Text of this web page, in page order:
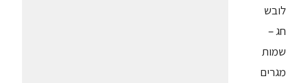
לובש
חג –
שמות
מגרים